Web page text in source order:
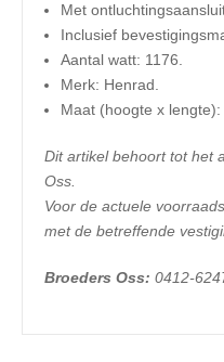
Met
Inclusief
Aantal watt: 1176.
Merk: Henrad.
​Maat (hoogte x lengte):
Dit artikel behoort tot het
Oss.
Voor de actuele
met de betreffende
Broeders Oss: 0412-